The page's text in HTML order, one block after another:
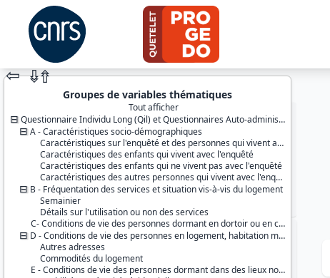
⇦ ⇮⇮
Groupes de variables thématiques
Tout afficher
Questionnaire Individu Long (Qil) et Questionnaires Auto-administrés (Qnf, Qfr)
A - Caractéristiques socio-démographiques
Caractéristiques sur l'enquêté et des personnes qui vivent avec l'enquêté
Caractéristiques des enfants qui vivent avec l'enquêté
Caractéristiques des enfants qui ne vivent pas avec l'enquêté
Caractéristiques des autres personnes qui vivent avec l'enquêté
B - Fréquentation des services et situation vis-à-vis du logement
Semainier
Détails sur l'utilisation ou non des services
C- Conditions de vie des personnes dormant en dortoir ou en chambre dans un hébergement collectif
D - Conditions de vie des personnes en logement, habitation mobile ou en hôtel
Autres adresses
Commodités du logement
E - Conditions de vie des personnes dormant dans des lieux non prévus pour l'habitation
Identifiants :
lil-0852
doi:10.13144/lil-0852